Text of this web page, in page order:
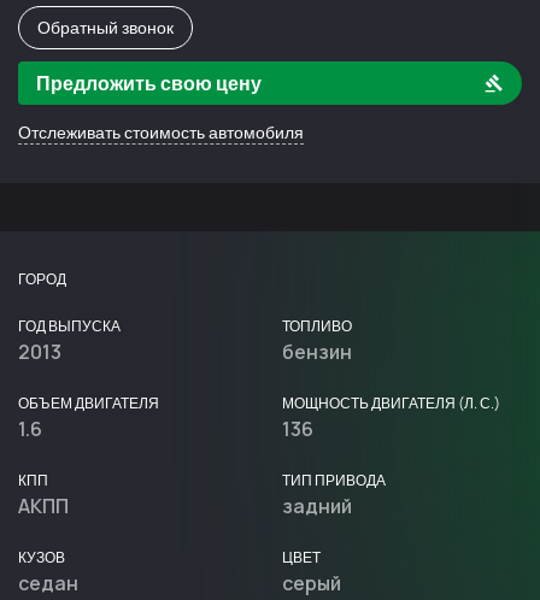
Обратный звонок
Предложить свою цену
Отслеживать стоимость автомобиля
ГОРОД
ГОД ВЫПУСКА
2013
ТОПЛИВО
бензин
ОБЪЕМ ДВИГАТЕЛЯ
1.6
МОЩНОСТЬ ДВИГАТЕЛЯ (Л. С.)
136
КПП
АКПП
ТИП ПРИВОДА
задний
КУЗОВ
седан
ЦВЕТ
серый